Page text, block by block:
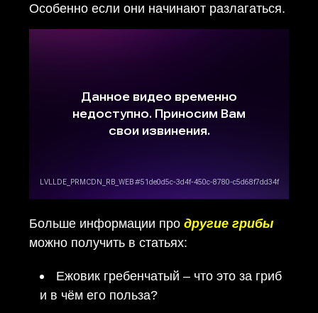
Особенно если они начинают разлагаться.
Больше информации про другие грибы
можно получить в статьях:
Ежовик гребенчатый – что это за гриб
и в чём его польза?